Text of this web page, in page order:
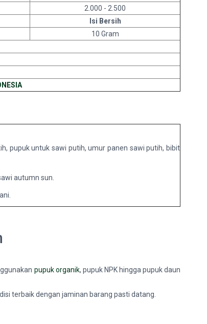
2.000 - 2.500
Isi Bersih
10 Gram
pupuk untuk sawi putih, umur panen sawi putih, bibit
autumn sun.
pupuk organik, pupuk NPK hingga pupuk daun
terbaik dengan jaminan barang pasti datang.